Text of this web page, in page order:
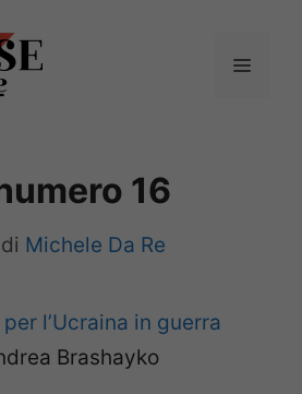
Menu
16
di Michele Da Re
l’Ucraina in guerra
Brashayko